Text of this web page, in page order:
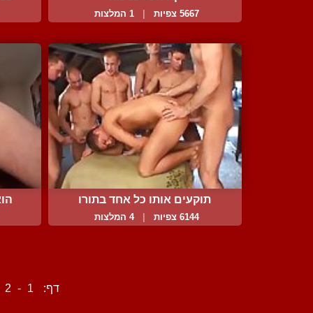
5667 צפיות | 1 המלצות
תוקעים אותו כל אחד בתורו
6144 צפיות | 4 המלצות
דף:
1
-
2